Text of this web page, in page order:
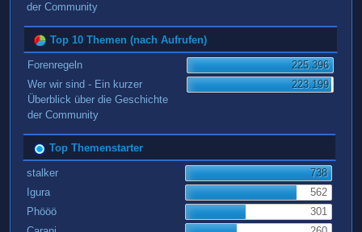
der Community
Top 10 Themen (nach Aufrufen)
Forenregeln
225.396
Wer wir sind - Ein kurzer
Überblick über die Geschichte
der Community
223.199
Top Themenstarter
stalker
738
Igura
562
Phööö
301